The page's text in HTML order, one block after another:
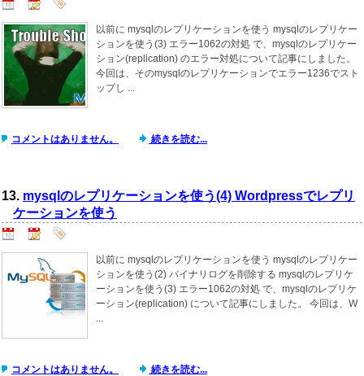
以前に mysqlのレプリケーションを使う mysqlのレプリケー
ションを使う(3) エラー1062の対処 で、mysqlのレプリケー
ション(replication) のエラー対処について記事にしました。
今回は、そのmysqlのレプリケーションでエラー1236でスト
ップし ...
コメントはありません。 続きを読む...
13. mysqlのレプリケーションを使う(4) Wordpressでレプリ
ケーションを使う
以前に mysqlのレプリケーションを使う mysqlのレプリケー
ションを使う(2) バイナリログを削除する mysqlのレプリケ
ーションを使う(3) エラー1062の対処 で、mysqlのレプリケ
ーション(replication) について記事にしました。 今回は、W
...
コメントはありません。 続きを読む...